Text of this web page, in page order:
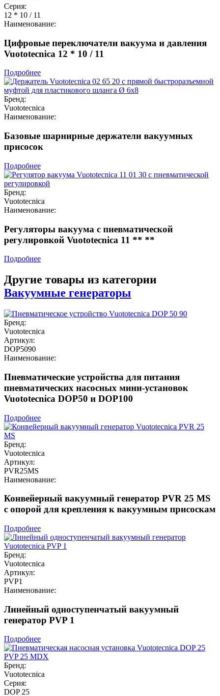
Серия:
12 * 10 / 11
Наименование:
Цифровые переключатели вакуума и давления
Vuototecnica 12 * 10 / 11
Подробнее
Бренд:
Vuototecnica
Наименование:
Базовые шарнирные держатели вакуумных
присосок
Подробнее
Бренд:
Vuototecnica
Наименование:
Регуляторы вакуума с пневматической
регулировкой Vuototecnica 11 ** **
Подробнее
Другие товары из категории
Вакуумные генераторы
Бренд:
Vuototecnica
Артикул:
DOP5090
Наименование:
Пневматические устройства для питания
пневматических насосных мини-установок
Vuototecnica DOP50 и DOP100
Подробнее
Бренд:
Vuototecnica
Артикул:
PVR25MS
Наименование:
Конвейерный вакуумный генератор PVR 25 MS
с опорой для крепления к вакуумным присоскам
Подробнее
Бренд:
Vuototecnica
Артикул:
PVP1
Наименование:
Линейный одноступенчатый вакуумный
генератор PVP 1
Подробнее
Бренд:
Vuototecnica
Серия:
DOP 25